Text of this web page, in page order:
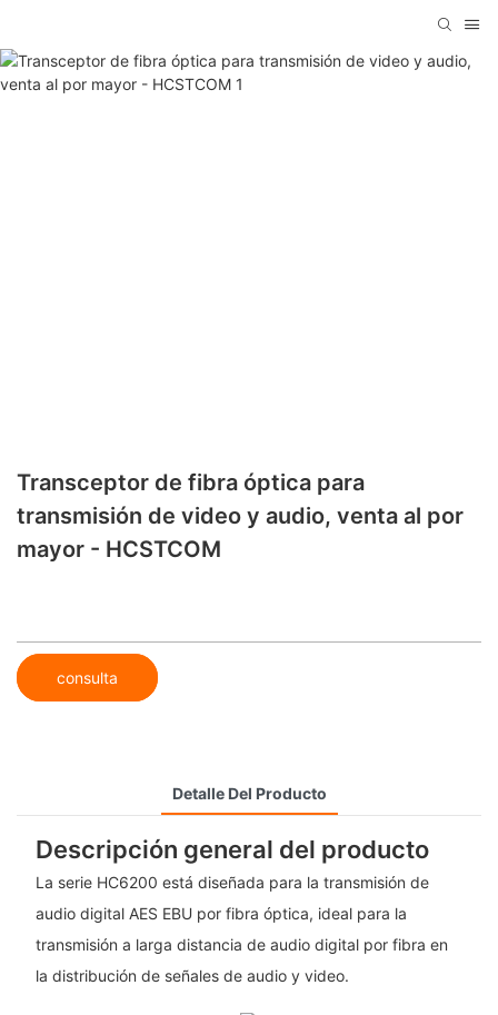
Transceptor de fibra óptica para
transmisión de video y audio, venta al por
mayor - HCSTCOM
consulta
Detalle Del Producto
Descripción general del producto
La serie HC6200 está diseñada para la transmisión de
audio digital AES EBU por fibra óptica, ideal para la
transmisión a larga distancia de audio digital por fibra en
la distribución de señales de audio y video.